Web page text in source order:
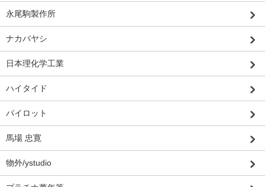
永尾駒製作所
ナカバヤシ
日本理化学工業
ハイタイド
パイロット
馬場 忠寛
物外/ystudio